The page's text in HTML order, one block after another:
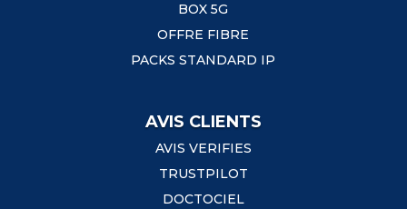
BOX 5G
OFFRE FIBRE
PACKS STANDARD IP
AVIS CLIENTS
AVIS VERIFIES
TRUSTPILOT
DOCTOCIEL